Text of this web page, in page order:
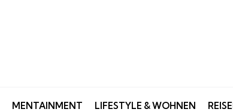
MENTAINMENT LIFESTYLE & WOHNEN